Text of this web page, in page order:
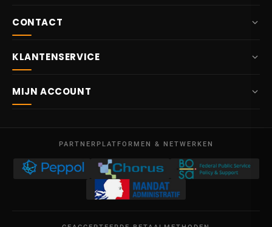
CONTACT
Route Mitoyenne 414
Ma – Vr
09:00 – 17:00
BTW BE 0641.740.320 - RPR Luik
KLANTENSERVICE
Levering
Verkoopsvoorwaarden
Privacybeleid
MIJN ACCOUNT
Mijn creditnota's
PARTNERPLATFORMEN & NETWERKEN